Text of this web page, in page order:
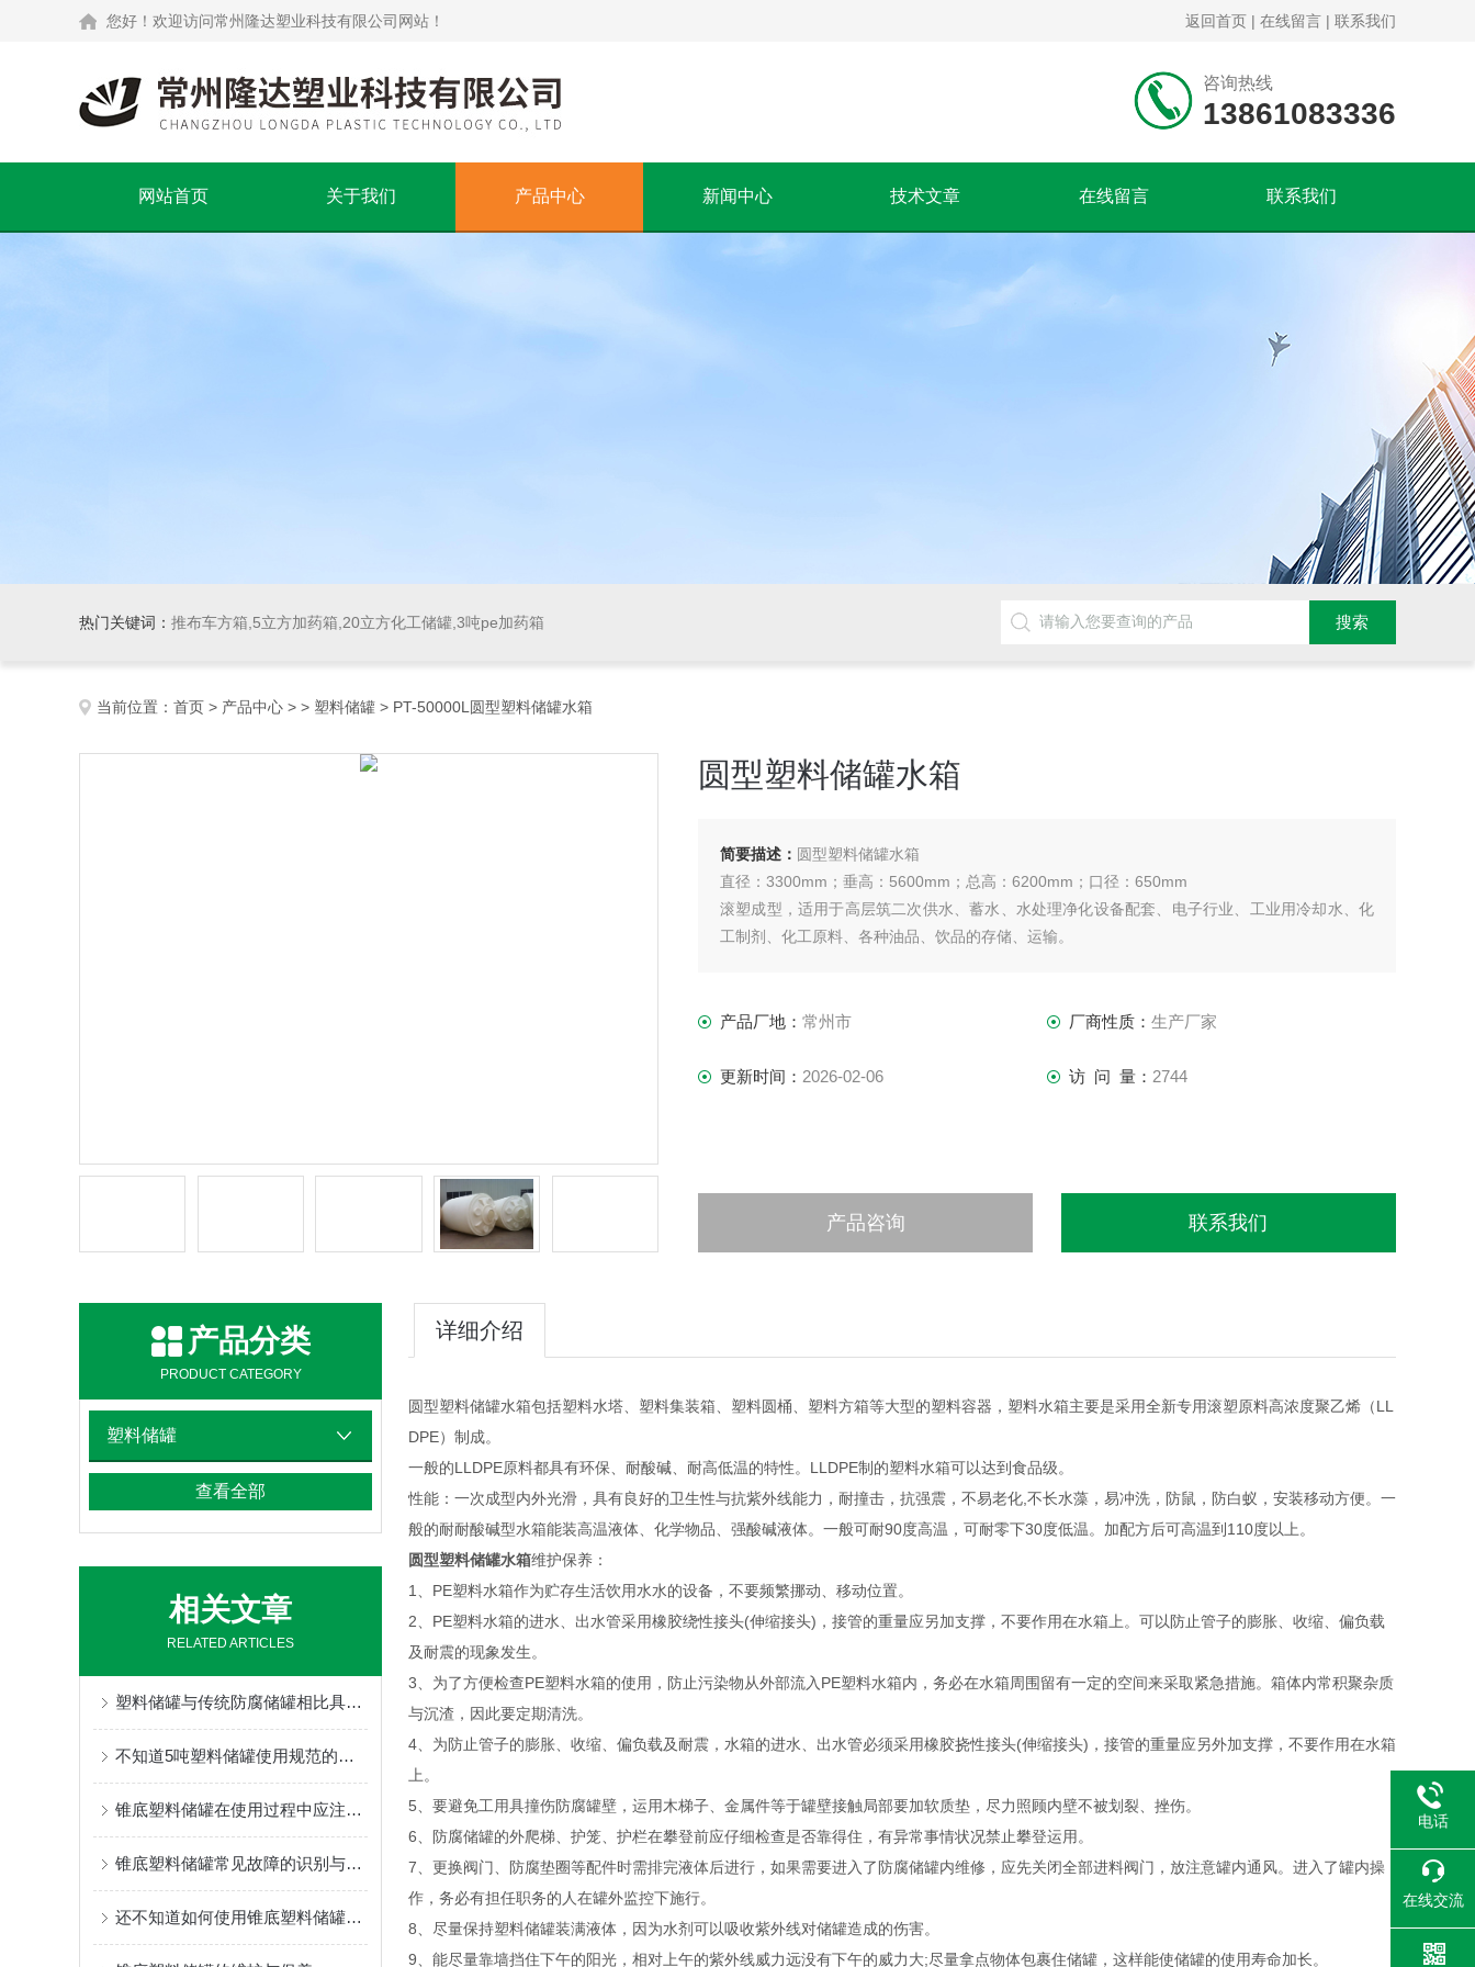
您好！欢迎访问常州隆达塑业科技有限公司网站！ 返回首页 | 在线留言 | 联系我们
咨询热线
13861083336
网站首页 关于我们 产品中心 新闻中心 技术文章 在线留言 联系我们
热门关键词： 推布车方箱,5立方加药箱,20立方化工储罐,3吨pe加药箱
当前位置： 首页 > 产品中心 > > 塑料储罐 > PT-50000L圆型塑料储罐水箱
圆型塑料储罐水箱
简要描述： 圆型塑料储罐水箱
直径：3300mm；垂高：5600mm；总高：6200mm；口径：650mm
滚塑成型，适用于高层筑二次供水、蓄水、水处理净化设备配套、电子行业、工业用冷却水、化
工制剂、化工原料、各种油品、饮品的存储、运输。
产品厂地： 常州市 厂商性质： 生产厂家
更新时间： 2026-02-06 访 问 量： 2744
产品咨询 联系我们
产品分类
PRODUCT CATEGORY
塑料储罐
查看全部
相关文章
RELATED ARTICLES
塑料储罐与传统防腐储罐相比具有哪些特点？
不知道5吨塑料储罐使用规范的，请看这里！
锥底塑料储罐在使用过程中应注意事项分享
锥底塑料储罐常见故障的识别与解决方法分享
还不知道如何使用锥底塑料储罐？进来看
详细介绍
圆型塑料储罐水箱包括塑料水塔、塑料集装箱、塑料圆桶、塑料方箱等大型的塑料容器，塑料水箱主要是采用全新专用滚塑原料高浓度聚乙烯（LL
DPE）制成。
一般的LLDPE原料都具有环保、耐酸碱、耐高低温的特性。LLDPE制的塑料水箱可以达到食品级。
性能：一次成型内外光滑，具有良好的卫生性与抗紫外线能力，耐撞击，抗强震，不易老化,不长水藻，易冲洗，防鼠，防白蚁，安装移动方便。一
般的耐耐酸碱型水箱能装高温液体、化学物品、强酸碱液体。一般可耐90度高温，可耐零下30度低温。加配方后可高温到110度以上。
圆型塑料储罐水箱维护保养：
1、PE塑料水箱作为贮存生活饮用水水的设备，不要频繁挪动、移动位置。
2、PE塑料水箱的进水、出水管采用橡胶绕性接头(伸缩接头)，接管的重量应另加支撑，不要作用在水箱上。可以防止管子的膨胀、收缩、偏负载
及耐震的现象发生。
3、为了方便检查PE塑料水箱的使用，防止污染物从外部流入PE塑料水箱内，务必在水箱周围留有一定的空间来采取紧急措施。箱体内常积聚杂质
与沉渣，因此要定期清洗。
4、为防止管子的膨胀、收缩、偏负载及耐震，水箱的进水、出水管必须采用橡胶挠性接头(伸缩接头)，接管的重量应另外加支撑，不要作用在水箱
上。
5、要避免工用具撞伤防腐罐壁，运用木梯子、金属件等于罐壁接触局部要加软质垫，尽力照顾内壁不被划裂、挫伤。
6、防腐储罐的外爬梯、护笼、护栏在攀登前应仔细检查是否靠得住，有异常事情状况禁止攀登运用。
7、更换阀门、防腐垫圈等配件时需排完液体后进行，如果需要进入了防腐储罐内维修，应先关闭全部进料阀门，放注意罐内通风。进入了罐内操
作，务必有担任职务的人在罐外监控下施行。
8、尽量保持塑料储罐装满液体，因为水剂可以吸收紫外线对储罐造成的伤害。
9、能尽量靠墙挡住下午的阳光，相对上午的紫外线威力远没有下午的威力大;尽量拿点物体包裹住储罐，这样能使储罐的使用寿命加长。
电话
在线交流